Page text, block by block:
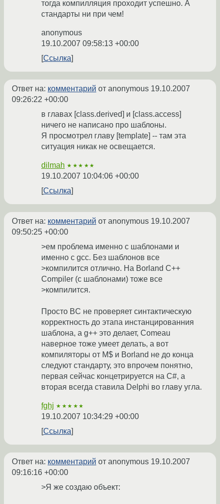
тогда компилляция проходит успешно. А
стандарты ни при чем!
anonymous
19.10.2007 09:58:13 +00:00
Ссылка
Ответ на: комментарий от anonymous 19.10.2007
09:26:22 +00:00
в главах [class.derived] и [class.access]
ничего не написано про шаблоны.
Я просмотрел главу [template] -- там эта
ситуация никак не освещается.
dilmah ★★★★★
19.10.2007 10:04:06 +00:00
Ссылка
Ответ на: комментарий от anonymous 19.10.2007
09:50:25 +00:00
>ем проблема именно с шаблонами и
именно с gcc. Без шаблонов все
>компилится отлично. На Borland C++
Compiler (с шаблонами) тоже все
>компилится.
Просто BC не проверяет синтактическую
корректность до этапа инстанцированния
шаблона, а g++ это делает, Comeau
наверное тоже умеет делать, а вот
компиляторы от M$ и Borland не до конца
следуют стандарту, это впрочем понятно,
первая сейчас концетрируется на C#, а
вторая всегда ставила Delphi во главу угла.
fghj ★★★★★
19.10.2007 10:34:29 +00:00
Ссылка
Ответ на: комментарий от anonymous 19.10.2007
09:16:16 +00:00
>Я же создаю объект: